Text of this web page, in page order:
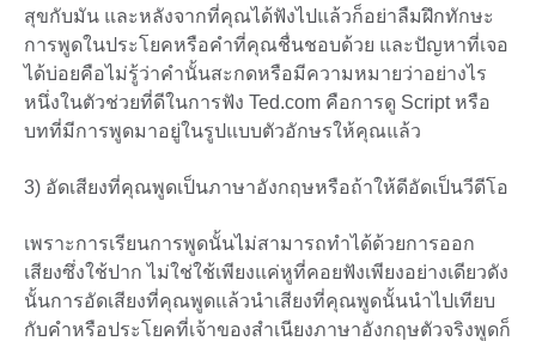
สุขกับมัน และหลังจากที่คุณได้ฟังไปแล้วก็อย่าลืมฝึกทักษะ
การพูดในประโยคหรือคำที่คุณชื่นชอบด้วย และปัญหาที่เจอ
ได้บ่อยคือไม่รู้ว่าคำนั้นสะกดหรือมีความหมายว่าอย่างไร
หนึ่งในตัวช่วยที่ดีในการฟัง Ted.com คือการดู Script หรือ
บทที่มีการพูดมาอยู่ในรูปแบบตัวอักษรให้คุณแล้ว
3) อัดเสียงที่คุณพูดเป็นภาษาอังกฤษหรือถ้าให้ดีอัดเป็นวีดีโอ
เพราะการเรียนการพูดนั้นไม่สามารถทำได้ด้วยการออก
เสียงซึ่งใช้ปาก ไม่ใช่ใช้เพียงแค่หูที่คอยฟังเพียงอย่างเดียวดัง
นั้นการอัดเสียงที่คุณพูดแล้วนำเสียงที่คุณพูดนั้นนำไปเทียบ
กับคำหรือประโยคที่เจ้าของสำเนียงภาษาอังกฤษตัวจริงพูดก็